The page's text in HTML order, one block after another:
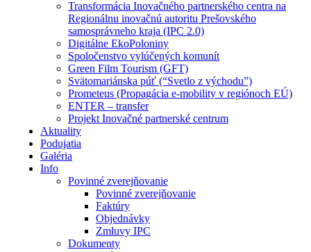
Transformácia Inovačného partnerského centra na
Regionálnu inovačnú autoritu Prešovského
samosprávneho kraja (IPC 2.0)
Digitálne EkoPoloniny
Spoločenstvo vylúčených komunít
Green Film Tourism (GFT)
Svätomariánska púť (“Svetlo z východu”)
Prometeus (Propagácia e-mobility v regiónoch EÚ)
ENTER – transfer
Projekt Inovačné partnerské centrum
Aktuality
Podujatia
Galéria
Info
Povinné zverejňovanie
Povinné zverejňovanie
Faktúry
Objednávky
Zmluvy IPC
Dokumenty